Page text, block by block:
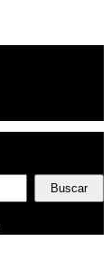
Buscar